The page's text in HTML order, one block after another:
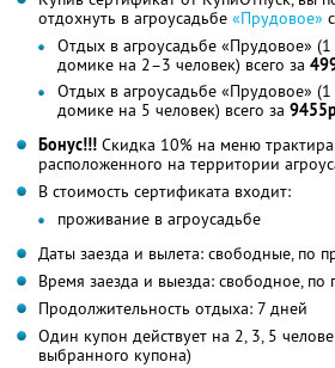
отдохнуть в агроусадьбе «Прудовое»
Отдых в агроусадьбе «Прудовое»
домике на 2–3 человек) всего за
Отдых в агроусадьбе «Прудовое»
домике на 5 человек) всего за
Бонус!!! Скидка 10% на меню
расположенного на территории
В стоимость сертификата входит:
проживание в агроусадьбе
Даты заезда и вылета: свободные, по
Время заезда и выезда: свободное, по
Продолжительность отдыха: 7 дней
Один купон действует на 2, 3, 5
выбранного купона)